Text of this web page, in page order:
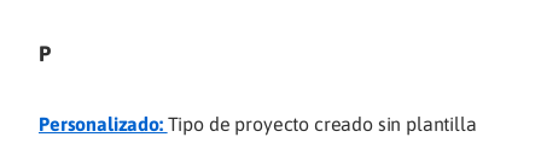
P
Personalizado: Tipo de proyecto creado sin plantilla